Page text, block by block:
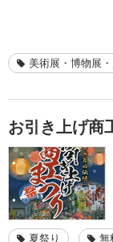
美術展・博物展
お引き上げ商
夏祭り 無